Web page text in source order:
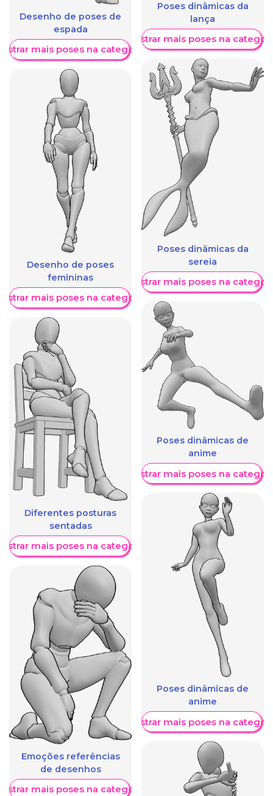
Desenho de poses de
espada
mais poses na categoria
Desenho de poses
femininas
mais poses na categoria
Diferentes posturas
sentadas
mais poses na categoria
Emoções referências
de desenhos
mais poses na categoria
Poses dinâmicas da
lança
Mostrar mais poses na
Poses dinâmicas da
sereia
Mostrar mais poses na
Poses dinâmicas de
anime
Mostrar mais poses na
Poses dinâmicas de
anime
Mostrar mais poses na